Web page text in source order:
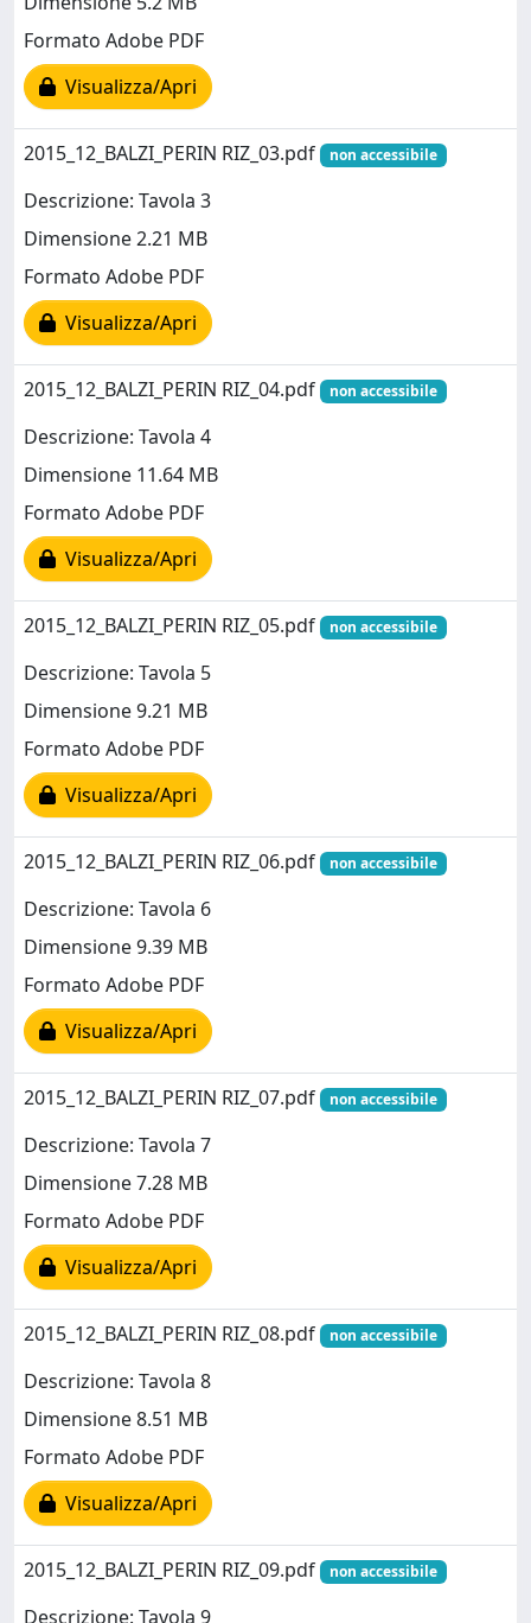
Formato Adobe PDF
Visualizza/Apri
2015_12_BALZI_PERIN RIZ_03.pdf non accessibile
Descrizione: Tavola 3
Dimensione 2.21 MB
Formato Adobe PDF
Visualizza/Apri
2015_12_BALZI_PERIN RIZ_04.pdf non accessibile
Descrizione: Tavola 4
Dimensione 11.64 MB
Formato Adobe PDF
Visualizza/Apri
2015_12_BALZI_PERIN RIZ_05.pdf non accessibile
Descrizione: Tavola 5
Dimensione 9.21 MB
Formato Adobe PDF
Visualizza/Apri
2015_12_BALZI_PERIN RIZ_06.pdf non accessibile
Descrizione: Tavola 6
Dimensione 9.39 MB
Formato Adobe PDF
Visualizza/Apri
2015_12_BALZI_PERIN RIZ_07.pdf non accessibile
Descrizione: Tavola 7
Dimensione 7.28 MB
Formato Adobe PDF
Visualizza/Apri
2015_12_BALZI_PERIN RIZ_08.pdf non accessibile
Descrizione: Tavola 8
Dimensione 8.51 MB
Formato Adobe PDF
Visualizza/Apri
2015_12_BALZI_PERIN RIZ_09.pdf non accessibile
Descrizione: Tavola 9